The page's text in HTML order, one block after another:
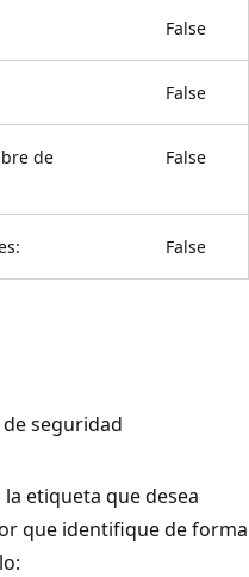
False
False
de
False
False
seguridad
etiqueta que desea
que identifique de forma